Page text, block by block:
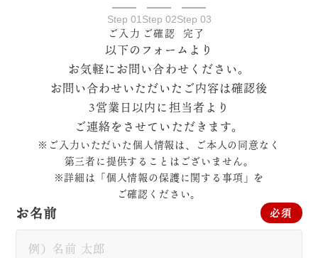
Step 01
ご入力
Step 02
ご確認
Step 03
完了
以下のフォームより
お気軽にお問い合わせください。
お問い合わせいただいたご内容は確認後
3営業日以内に担当者より
ご連絡をさせていただきます。
※ご入力いただいた個人情報は、ご本人の同意なく
第三者に提供することはございません。
※詳細は「個人情報の保護に関する事項」を
ご確認ください。
必須
お名前